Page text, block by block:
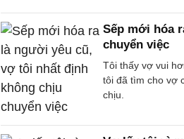
Sếp mới hóa
chuyển việc
Tôi thấy vợ vui
tôi đã tìm cho vợ
chịu.